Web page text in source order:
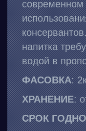
современном
напитка
водой в
ФАСОВКА:
ХРАНЕНИЕ:
СРОК